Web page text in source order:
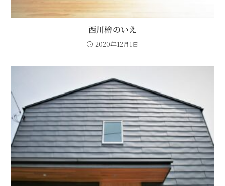
西川檜のいえ
2020年12月1日